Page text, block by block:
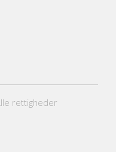
rettigheder